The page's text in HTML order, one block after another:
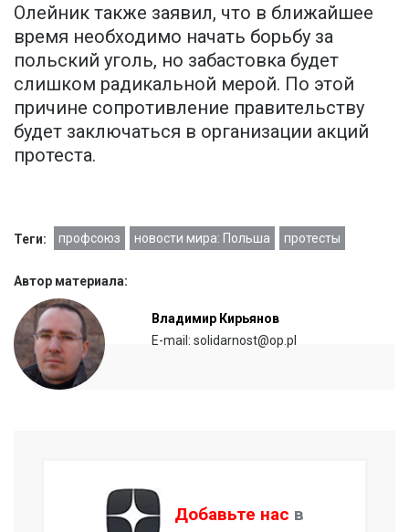
Олейник также заявил, что в ближайшее
время необходимо начать борьбу за
польский уголь, но забастовка будет
слишком радикальной мерой. По этой
причине сопротивление правительству
будет заключаться в организации акций
протеста.
Теги: профсоюз новости мира: Польша протесты
Автор материала:
Владимир Кирьянов
E-mail: solidarnost@op.pl
Добавьте нас в